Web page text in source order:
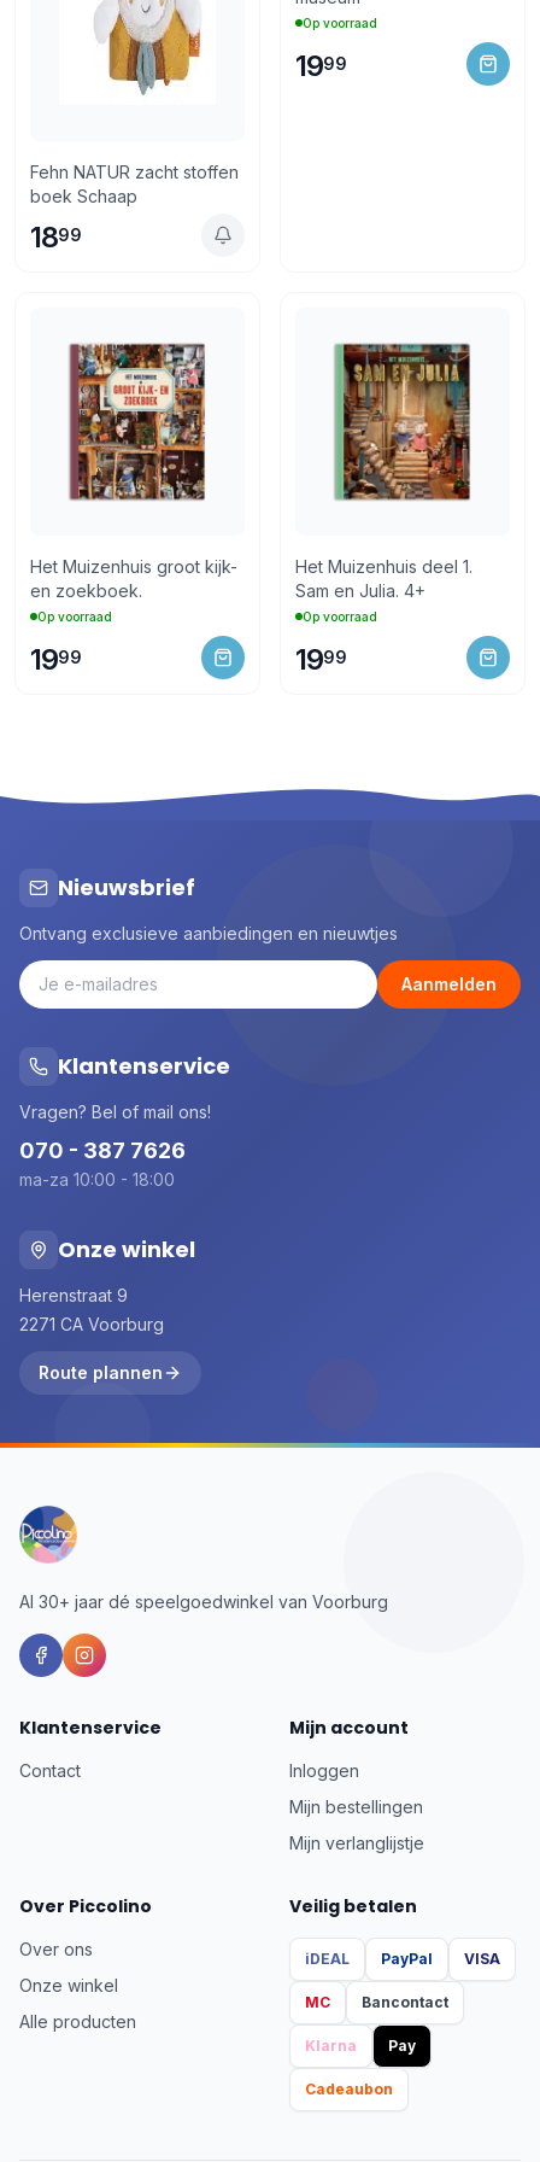
Fehn NATUR zacht stoffen
boek Schaap
1899
Op voorraad
1999
Het Muizenhuis groot kijk-
en zoekboek.
Op voorraad
1999
Het Muizenhuis deel 1.
Sam en Julia. 4+
Op voorraad
1999
Nieuwsbrief
Ontvang exclusieve aanbiedingen en nieuwtjes
Aanmelden
Klantenservice
Vragen? Bel of mail ons!
070 - 387 7626
ma-za 10:00 - 18:00
Onze winkel
Herenstraat 9
2271 CA Voorburg
Route plannen
Al 30+ jaar dé speelgoedwinkel van Voorburg
Klantenservice
Contact
Mijn account
Inloggen
Mijn bestellingen
Mijn verlanglijstje
Over Piccolino
Over ons
Onze winkel
Alle producten
Veilig betalen
iDEAL PayPal VISA
MC Bancontact
Klarna Pay
Cadeaubon